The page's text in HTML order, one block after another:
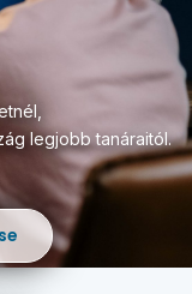
legjobb tanáraitól.